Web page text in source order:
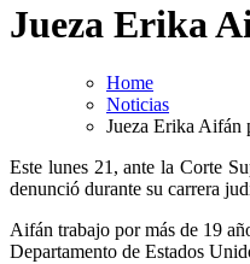
Jueza Erika
Home
Noticias
Jueza Erika Aifán
Este lunes 21, ante la Corte
denunció durante su carrera
Aifán trabajo por más de 19
Departamento de Estados